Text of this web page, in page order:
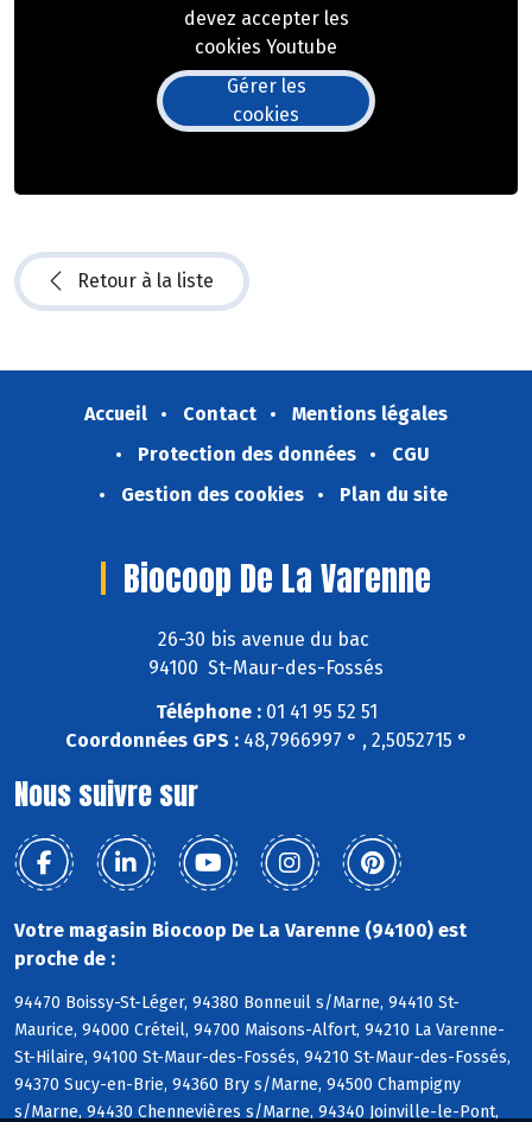
devez accepter les
cookies Youtube
Gérer les
cookies
Retour à la liste
Accueil Contact
Mentions légales
Protection des données
CGU
Gestion des cookies
Plan du site
Biocoop De La Varenne
26-30 bis avenue du bac
94100 St-Maur-des-Fossés
Téléphone :01 41 95 52 51
Coordonnées GPS :48,7966997 ° , 2,5052715 °
Nous suivre sur
Votre magasin Biocoop De La Varenne (94100) est
proche de :
94470 Boissy-St-Léger, 94380 Bonneuil s/Marne, 94410 St-
Maurice, 94000 Créteil, 94700 Maisons-Alfort, 94210 La Varenne-
St-Hilaire, 94100 St-Maur-des-Fossés, 94210 St-Maur-des-Fossés,
94370 Sucy-en-Brie, 94360 Bry s/Marne, 94500 Champigny
s/Marne, 94430 Chennevières s/Marne, 94340 Joinville-le-Pont,